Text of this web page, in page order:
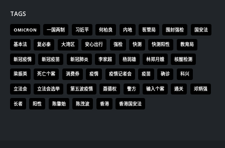
TAGS
OMICRON 一国两制 习近平 何柏良 内地 医管局 围封强检 国安法
基本法 复必泰 大湾区 安心出行 强检 快测 快测阳性 教育局
新冠疫情 新冠疫苗 新冠肺炎 李家超 杨润雄 林郑月娥 核酸检测
梁振英 死亡个案 消费券 疫情 疫情记者会 疫苗 确诊 科兴
立法会 立法会选举 第五波疫情 聂德权 警方 输入个案 通关 邓炳强
长者 阳性 陈肇始 陈茂波 香港 香港国安法